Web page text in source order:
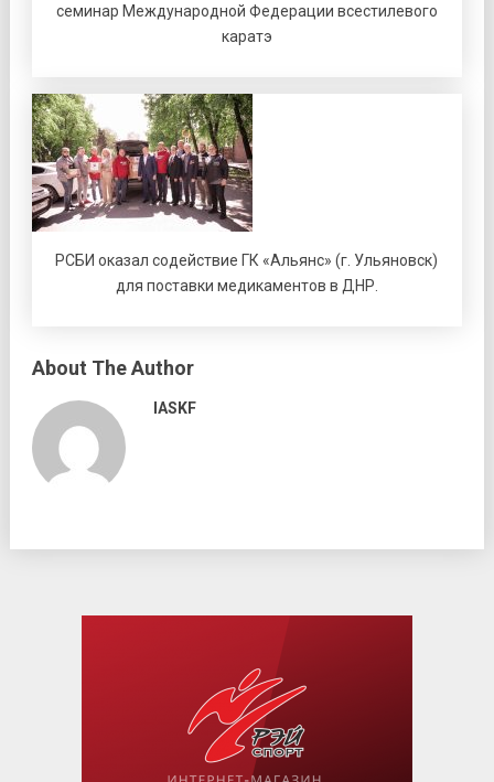
семинар Международной Федерации всестилевого
каратэ
РСБИ оказал содействие ГК «Альянс» (г. Ульяновск)
для поставки медикаментов в ДНР.
About The Author
IASKF